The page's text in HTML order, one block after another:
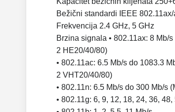
Bežični standardi IEEE 802.11ax/
Frekvencija 2.4 GHz, 5 GHz
Brzina signala • 802.11ax: 8 Mb/
2 HE20/40/80)
• 802.11ac: 6.5 Mb/s do 1083.3
2 VHT20/40/80)
• 802.11n: 6.5 Mb/s do 300 Mb/s
• 802.11g: 6, 9, 12, 18, 24, 36, 48,